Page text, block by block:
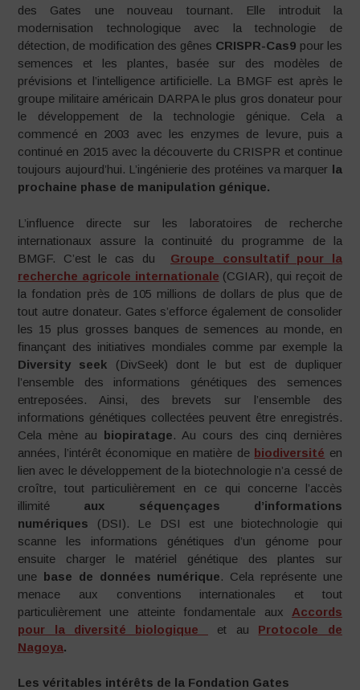
des Gates une nouveau tournant. Elle introduit la
modernisation technologique avec la technologie de
détection, de modification des gênes CRISPR-Cas9 pour les
semences et les plantes, basée sur des modèles de
prévisions et l’intelligence artificielle. La BMGF est après le
groupe militaire américain DARPA le plus gros donateur pour
le développement de la technologie génique. Cela a
commencé en 2003 avec les enzymes de levure, puis a
continué en 2015 avec la découverte du CRISPR et continue
toujours aujourd’hui. L’ingénierie des protéines va marquer la
prochaine phase de manipulation génique.
L’influence directe sur les laboratoires de recherche
internationaux assure la continuité du programme de la
BMGF. C’est le cas du Groupe consultatif pour la
recherche agricole internationale (CGIAR), qui reçoit de
la fondation près de 105 millions de dollars de plus que de
tout autre donateur. Gates s’efforce également de consolider
les 15 plus grosses banques de semences au monde, en
finançant des initiatives mondiales comme par exemple la
Diversity seek (DivSeek) dont le but est de dupliquer
l’ensemble des informations génétiques des semences
entreposées. Ainsi, des brevets sur l’ensemble des
informations génétiques collectées peuvent être enregistrés.
Cela mène au biopiratage. Au cours des cinq dernières
années, l’intérêt économique en matière de biodiversité en
lien avec le développement de la biotechnologie n’a cessé de
croître, tout particulièrement en ce qui concerne l’accès
illimité aux séquençages d’informations
numériques (DSI). Le DSI est une biotechnologie qui
scanne les informations génétiques d’un génome pour
ensuite charger le matériel génétique des plantes sur
une base de données numérique. Cela représente une
menace aux conventions internationales et tout
particulièrement une atteinte fondamentale aux Accords
pour la diversité biologique
et au Protocole de
Nagoya.
Les véritables intérêts de la Fondation Gates